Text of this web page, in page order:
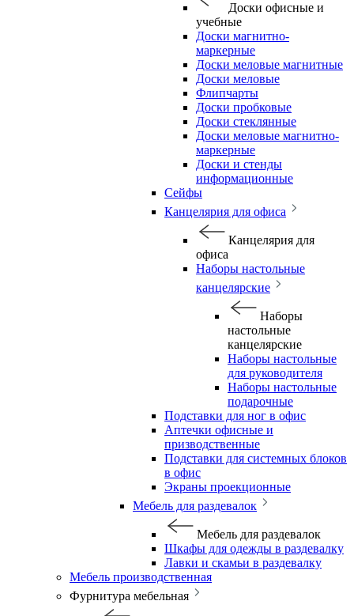
Доски офисные и
учебные
Доски магнитно-
маркерные
Доски меловые магнитные
Доски меловые
Флипчарты
Доски пробковые
Доски стеклянные
Доски меловые магнитно-
маркерные
Доски и стенды
информационные
Сейфы
Канцелярия для офиса
Канцелярия для
офиса
Наборы настольные
канцелярские
Наборы
настольные
канцелярские
Наборы настольные
для руководителя
Наборы настольные
подарочные
Подставки для ног в офис
Аптечки офисные и
призводственные
Подставки для системных блоков
в офис
Экраны проекционные
Мебель для раздевалок
Мебель для раздевалок
Шкафы для одежды в раздевалку
Лавки и скамьи в раздевалку
Мебель производственная
Фурнитура мебельная